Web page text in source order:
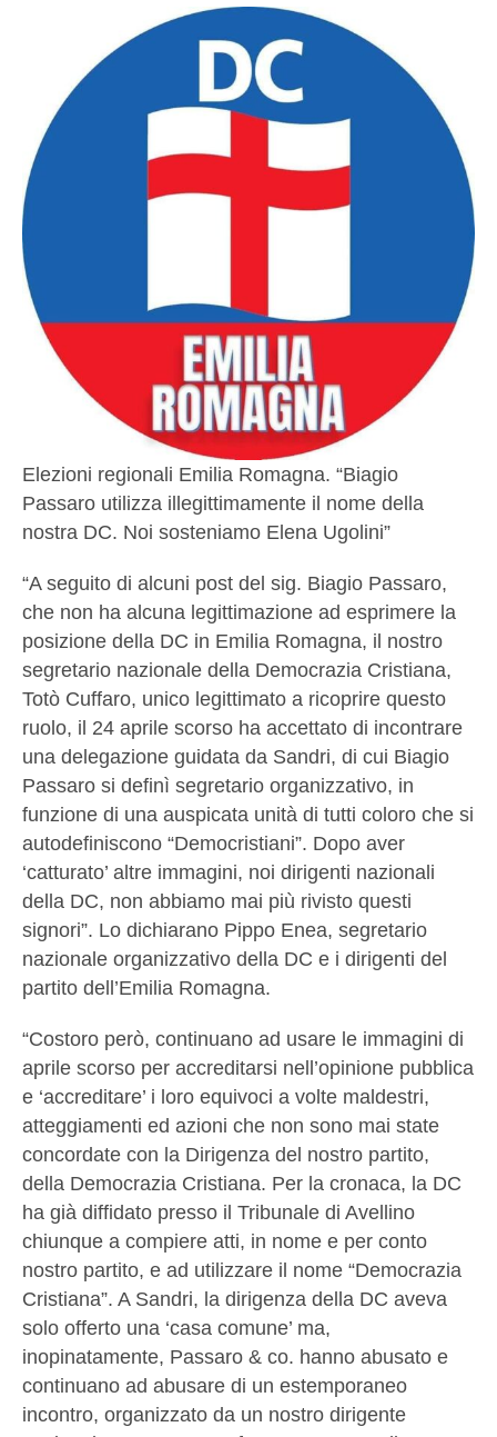
Elezioni regionali Emilia Romagna. “Biagio
Passaro utilizza illegittimamente il nome della
nostra DC. Noi sosteniamo Elena Ugolini”
“A seguito di alcuni post del sig. Biagio Passaro,
che non ha alcuna legittimazione ad esprimere la
posizione della DC in Emilia Romagna, il nostro
segretario nazionale della Democrazia Cristiana,
Totò Cuffaro, unico legittimato a ricoprire questo
ruolo, il 24 aprile scorso ha accettato di incontrare
una delegazione guidata da Sandri, di cui Biagio
Passaro si definì segretario organizzativo, in
funzione di una auspicata unità di tutti coloro che si
autodefiniscono “Democristiani”. Dopo aver
‘catturato’ altre immagini, noi dirigenti nazionali
della DC, non abbiamo mai più rivisto questi
signori”. Lo dichiarano Pippo Enea, segretario
nazionale organizzativo della DC e i dirigenti del
partito dell’Emilia Romagna.
“Costoro però, continuano ad usare le immagini di
aprile scorso per accreditarsi nell’opinione pubblica
e ‘accreditare’ i loro equivoci a volte maldestri,
atteggiamenti ed azioni che non sono mai state
concordate con la Dirigenza del nostro partito,
della Democrazia Cristiana. Per la cronaca, la DC
ha già diffidato presso il Tribunale di Avellino
chiunque a compiere atti, in nome e per conto
nostro partito, e ad utilizzare il nome “Democrazia
Cristiana”. A Sandri, la dirigenza della DC aveva
solo offerto una ‘casa comune’ ma,
inopinatamente, Passaro & co. hanno abusato e
continuano ad abusare di un estemporaneo
incontro, organizzato da un nostro dirigente